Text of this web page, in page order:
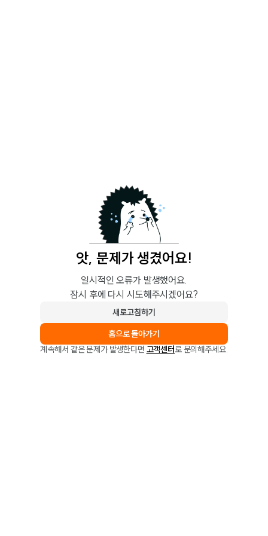
앗, 문제가 생겼어요!
일시적인 오류가 발생했어요.
잠시 후에 다시 시도해주시겠어요?
새로고침하기
홈으로 돌아가기
계속해서 같은 문제가 발생한다면 고객센터로 문의해주세요.